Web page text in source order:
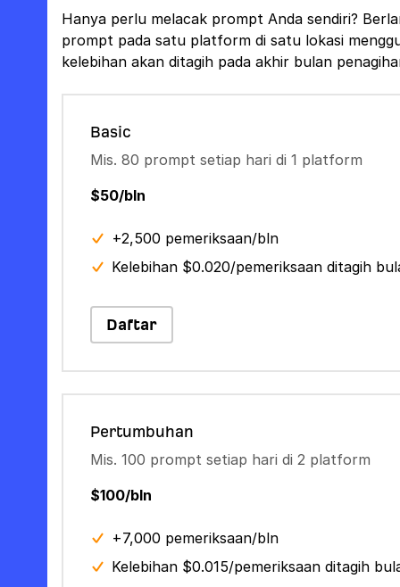
Hanya perlu melacak prompt Anda sendiri?
prompt pada satu platform di satu lokasi
kelebihan akan ditagih pada akhir bulan
Basic
Mis. 80 prompt setiap hari di 1 platform
$50/bln
+2,500 pemeriksaan/bln
Kelebihan $0.020/pemeriksaan ditagih
Daftar
Pertumbuhan
Mis. 100 prompt setiap hari di 2 platform
$100/bln
+7,000 pemeriksaan/bln
Kelebihan $0.015/pemeriksaan ditagih